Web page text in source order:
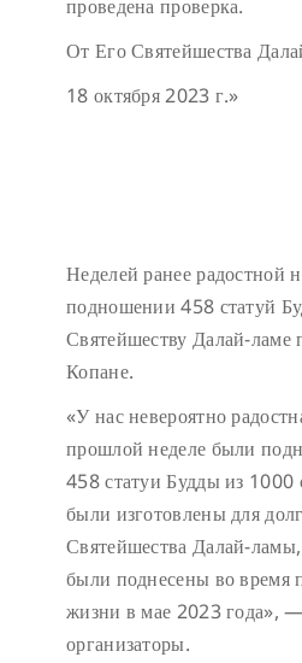
проведена проверка.
От Его Святейшества
18 октября 2023 г.»
Неделей ранее радостной
подношении 458 статуй
Святейшеству Далай-ламе
Копане.
«У нас невероятно
прошлой неделе были
458 статуи Будды из 1000
были изготовлены для
Святейшества Далай-
были поднесены во время
жизни в мае 2023 года»,
организаторы.